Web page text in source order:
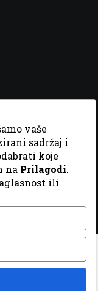
GordonDM
vaše
sadržaj i
koje
na Prilagodi.
ili